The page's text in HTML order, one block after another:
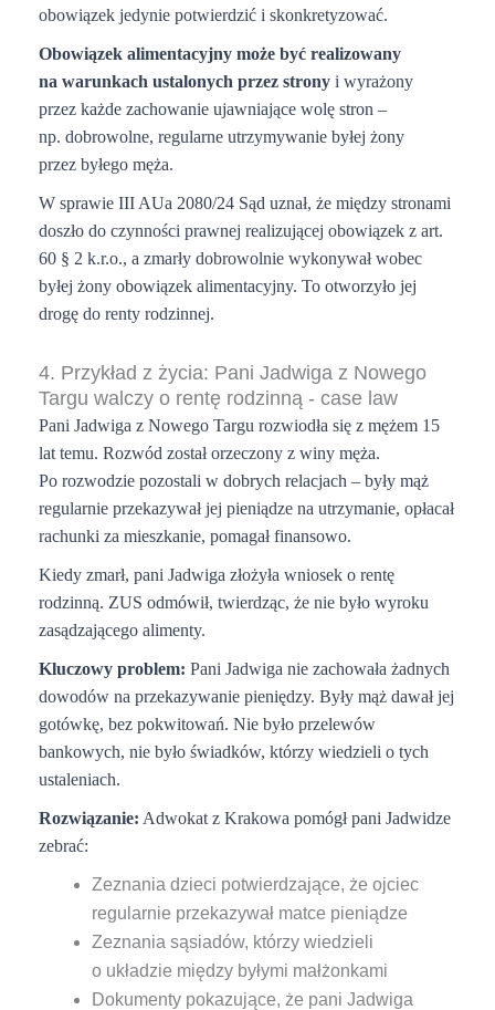
obowiązek jedynie potwierdzić i skonkretyzować.
Obowiązek alimentacyjny może być realizowany
na warunkach ustalonych przez stronyi wyrażony
przez każde zachowanie ujawniające wolę stron –
np. dobrowolne, regularne utrzymywanie byłej żony
przez byłego męża.
W sprawie III AUa 2080/24 Sąd uznał, że między stronami
doszło do czynności prawnej realizującej obowiązek z art.
60 § 2 k.r.o., a zmarły dobrowolnie wykonywał wobec
byłej żony obowiązek alimentacyjny. To otworzyło jej
drogę do renty rodzinnej.
4. Przykład z życia: Pani Jadwiga z Nowego
Targu walczy o rentę rodzinną - case law
Pani Jadwiga z Nowego Targu rozwiodła się z mężem 15
lat temu. Rozwód został orzeczony z winy męża.
Po rozwodzie pozostali w dobrych relacjach – były mąż
regularnie przekazywał jej pieniądze na utrzymanie, opłacał
rachunki za mieszkanie, pomagał finansowo.
Kiedy zmarł, pani Jadwiga złożyła wniosek o rentę
rodzinną. ZUS odmówił, twierdząc, że nie było wyroku
zasądzającego alimenty.
Kluczowy problem: Pani Jadwiga nie zachowała żadnych
dowodów na przekazywanie pieniędzy. Były mąż dawał jej
gotówkę, bez pokwitowań. Nie było przelewów
bankowych, nie było świadków, którzy wiedzieli o tych
ustaleniach.
Rozwiązanie: Adwokat z Krakowa pomógł pani Jadwidze
zebrać:
Zeznania dzieci potwierdzające, że ojciec
regularnie przekazywał matce pieniądze
Zeznania sąsiadów, którzy wiedzieli
o układzie między byłymi małżonkami
Dokumenty pokazujące, że pani Jadwiga